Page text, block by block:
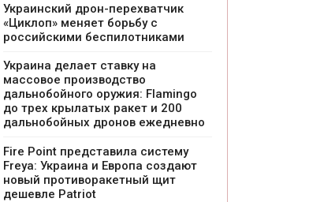
Украинский дрон-перехватчик
«Циклоп» меняет борьбу с
российскими беспилотниками
Украина делает ставку на
массовое производство
дальнобойного оружия: Flamingo
до трех крылатых ракет и 200
дальнобойных дронов ежедневно
Fire Point представила систему
Freya: Украина и Европа создают
новый противоракетный щит
дешевле Patriot